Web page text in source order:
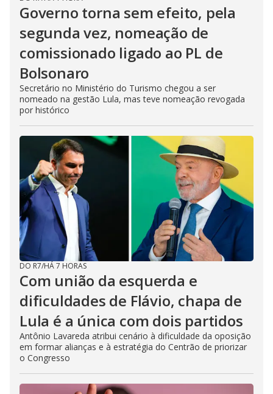
Governo torna sem efeito, pela
segunda vez, nomeação de
comissionado ligado ao PL de
Bolsonaro
Secretário no Ministério do Turismo chegou a ser
nomeado na gestão Lula, mas teve nomeação revogada
por histórico
DO R7/HÁ 7 HORAS
Com união da esquerda e
dificuldades de Flávio, chapa de
Lula é a única com dois partidos
Antônio Lavareda atribui cenário à dificuldade da oposição
em formar alianças e à estratégia do Centrão de priorizar
o Congresso